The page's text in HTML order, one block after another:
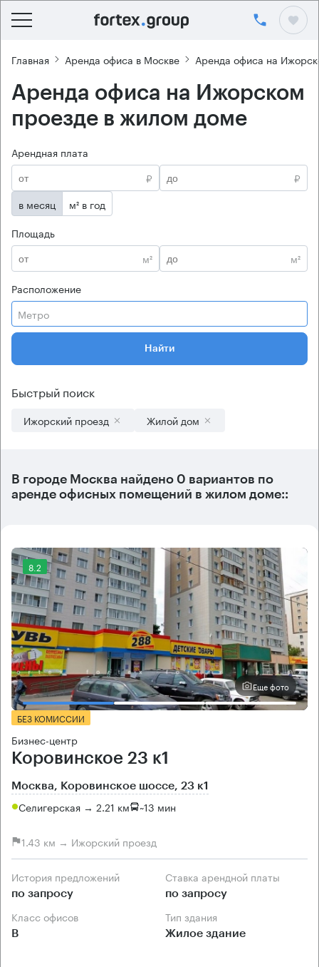
Главная Аренда офиса в Москве Аренда офиса на
Аренда офиса на Ижорском
проезде в жилом доме
Арендная плата
₽
₽
в месяц
м² в год
Площадь
м²
м²
Расположение
Метро
Найти
Быстрый поиск
Ижорский проезд Жилой дом
В городе Москва найдено 0 вариантов по
аренде офисных помещений в жилом доме::
8.2
Еще фото
БЕЗ КОМИССИИ
Бизнес-центр
Коровинское 23 к1
Москва, Коровинское шоссе, 23 к1
Селигерская → 2.21 км ~13 мин
1.43 км → Ижорский проезд
История предложений
по запросу
Ставка арендной платы
по запросу
Класс офисов
B
Тип здания
Жилое здание